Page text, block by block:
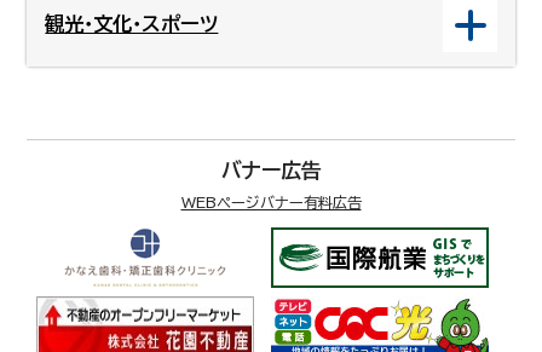
観光・文化・スポーツ
バナー広告
WEBページバナー有料広告